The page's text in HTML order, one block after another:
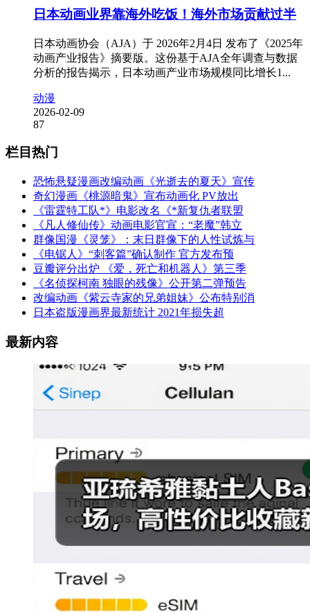
日本动画业界靠海外吃饭！海外市场贡献过半
日本动画协会（AJA）于 2026年2月4日 发布了《2025年
动画产业报告》摘要版。这份基于AJA全年调查与数据
分析的报告揭示，日本动画产业市场规模同比增长1...
动漫
2026-02-09
87
栏目热门
恐怖悬疑漫画改编动画《光逝去的夏天》宣传
奇幻漫画《桃源暗鬼》宣布动画化 PV放出
《雷霆特工队*》电影改名《*新复仇者联盟
《凡人修仙传》动画电影官宣：“老魔”韩立
群像国漫《灵笼》：末日群像下的人性试炼与
《电锯人》“刺客篇”确认制作 官方发布预
豆瓣评分出炉 《爱，死亡和机器人》第三季
《名侦探柯南 独眼的残像》公开第二弹预告
改编动画《紫云寺家的兄弟姐妹》公布特别消
日本盗版漫画界最新统计 2021年损失超
最新内容